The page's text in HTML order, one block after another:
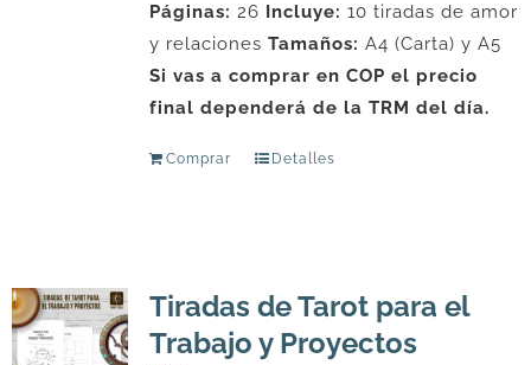
Páginas: 26 Incluye: 10 tiradas de amor
y relaciones Tamaños: A4 (Carta) y A5
Si vas a comprar en COP el precio
final dependerá de la TRM del día.
Comprar Detalles
Tiradas de Tarot para el
Trabajo y Proyectos